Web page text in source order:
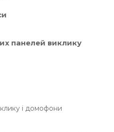
вас розміщений
Модуль займає
можна сховати.
використовують у
власники не могли
панель або вони
свій звичний
панелей виклику
і домофони